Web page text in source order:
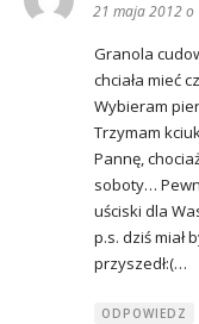
21 maja 2012 o
Granola
chciała mieć
Wybieram
Trzymam
Pannę,
soboty…
uściski dla
p.s. dziś miał
przyszedł:(…
ODPOWIEDZ